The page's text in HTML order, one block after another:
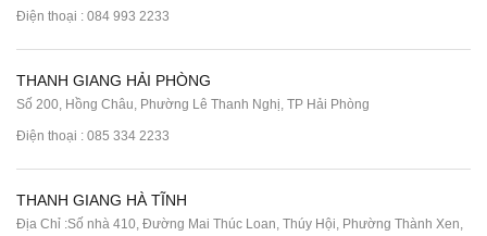
Điện thoại : 084 993 2233
THANH GIANG HẢI PHÒNG
Số 200, Hồng Châu, Phường Lê Thanh Nghị, TP Hải Phòng
Điện thoại : 085 334 2233
THANH GIANG HÀ TĨNH
Địa Chỉ :Số nhà 410, Đường Mai Thúc Loan, Thúy Hội, Phường Thành Xen,